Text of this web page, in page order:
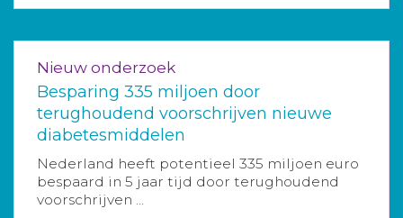
Nieuw onderzoek
Besparing 335 miljoen door
terughoudend voorschrijven nieuwe
diabetesmiddelen
Nederland heeft potentieel 335 miljoen euro
bespaard in 5 jaar tijd door terughoudend
voorschrijven ...